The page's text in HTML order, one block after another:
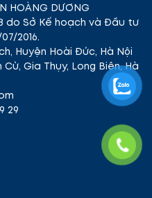
HOÀNG DƯƠNG
do Sở Kế hoạch và Đầu tư
2016.
Huyện Hoài Đức, Hà Nội
Gia Thụy, Long Biên, Hà
29